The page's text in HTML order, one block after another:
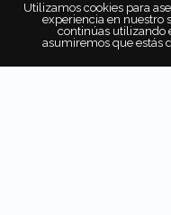
También
Utilizamos cookies para
experiencia en nuestro
continúas utilizando
asumiremos que estás